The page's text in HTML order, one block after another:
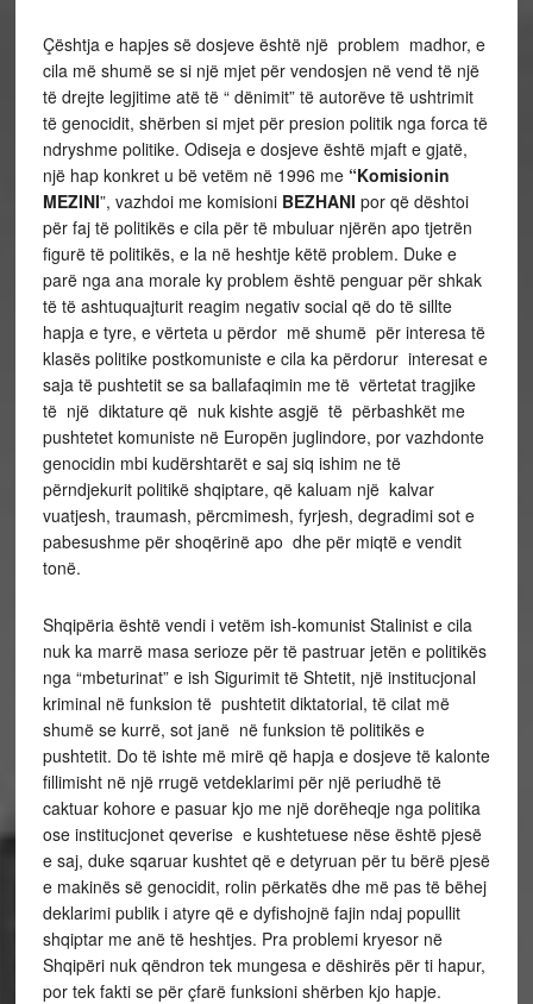
Çështja e hapjes së dosjeve është një problem madhor, e
cila më shumë se si një mjet për vendosjen në vend të një
të drejte legjitime atë të “ dënimit” të autorëve të ushtrimit
të genocidit, shërben si mjet për presion politik nga forca të
ndryshme politike. Odiseja e dosjeve është mjaft e gjatë,
një hap konkret u bë vetëm në 1996 me “Komisionin
MEZINI”, vazhdoi me komisioni BEZHANI por që dështoi
për faj të politikës e cila për të mbuluar njërën apo tjetrën
figurë të politikës, e la në heshtje këtë problem. Duke e
parë nga ana morale ky problem është penguar për shkak
të të ashtuquajturit reagim negativ social që do të sillte
hapja e tyre, e vërteta u përdor më shumë për interesa të
klasës politike postkomuniste e cila ka përdorur interesat e
saja të pushtetit se sa ballafaqimin me të vërtetat tragjike
të një diktature që nuk kishte asgjë të përbashkët me
pushtetet komuniste në Europën juglindore, por vazhdonte
genocidin mbi kudërshtarët e saj siq ishim ne të
përndjekurit politikë shqiptare, që kaluam një kalvar
vuatjesh, traumash, përcmimesh, fyrjesh, degradimi sot e
pabesushme për shoqërinë apo dhe për miqtë e vendit
tonë.
Shqipëria është vendi i vetëm ish-komunist Stalinist e cila
nuk ka marrë masa serioze për të pastruar jetën e politikës
nga “mbeturinat” e ish Sigurimit të Shtetit, një institucjonal
kriminal në funksion të pushtetit diktatorial, të cilat më
shumë se kurrë, sot janë në funksion të politikës e
pushtetit. Do të ishte më mirë që hapja e dosjeve të kalonte
fillimisht në një rrugë vetdeklarimi për një periudhë të
caktuar kohore e pasuar kjo me një dorëheqje nga politika
ose institucjonet qeverise e kushtetuese nëse është pjesë
e saj, duke sqaruar kushtet që e detyruan për tu bërë pjesë
e makinës së genocidit, rolin përkatës dhe më pas të bëhej
deklarimi publik i atyre që e dyfishojnë fajin ndaj popullit
shqiptar me anë të heshtjes. Pra problemi kryesor në
Shqipëri nuk qëndron tek mungesa e dëshirës për ti hapur,
por tek fakti se për çfarë funksioni shërben kjo hapje.